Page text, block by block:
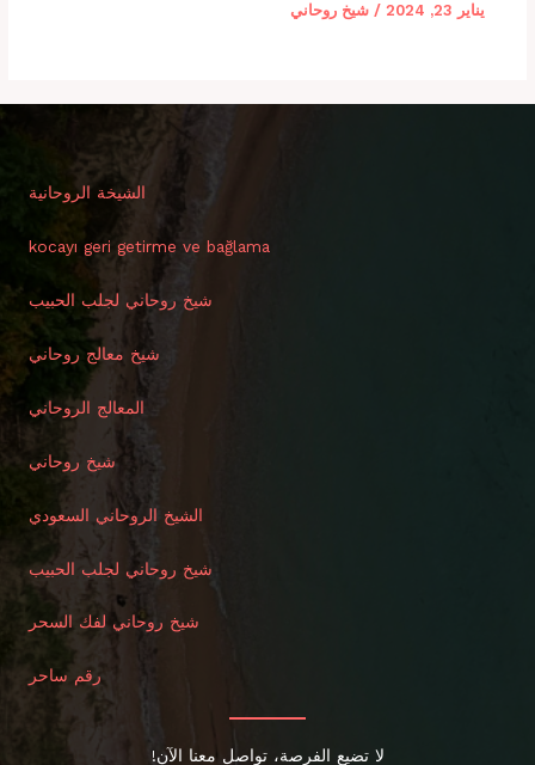
يناير 23, 2024 / شيخ روحاني
الشيخة الروحانية
kocayı geri getirme ve bağlama
شيخ روحاني لجلب الحبيب
شيخ معالج روحاني
المعالج الروحاني
شيخ روحاني
الشيخ الروحاني السعودي
شيخ روحاني لجلب الحبيب
شيخ روحاني لفك السحر
رقم ساحر
لا تضيع الفرصة، تواصل معنا الآن!